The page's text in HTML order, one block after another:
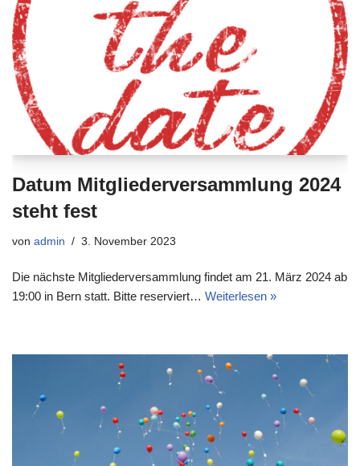
Datum Mitgliederversammlung 2024
steht fest
von admin 3. November 2023
Die nächste Mitgliederversammlung findet am 21. März 2024 ab
19:00 in Bern statt. Bitte reserviert… Weiterlesen »